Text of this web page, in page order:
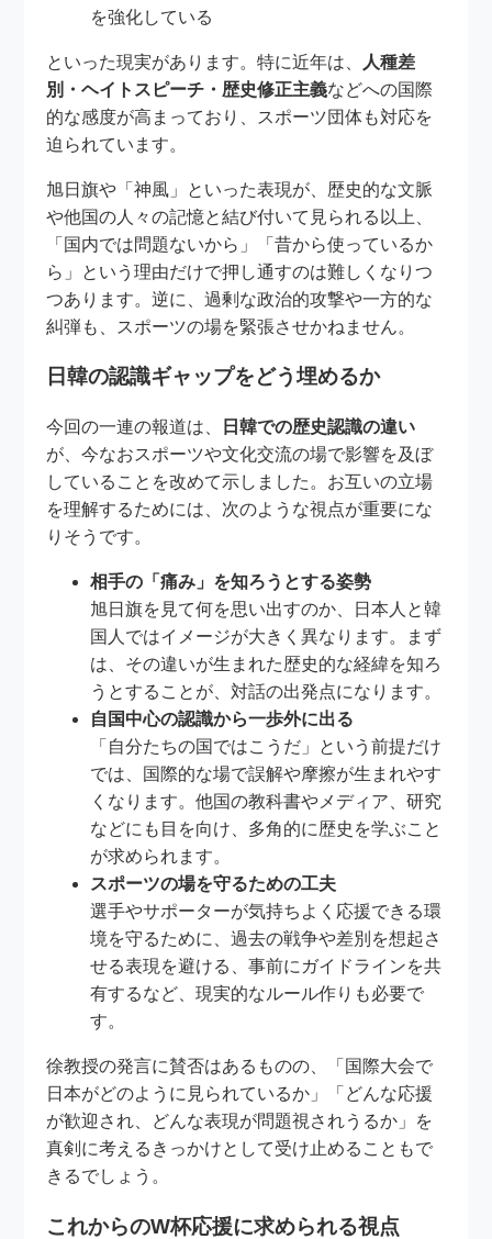
を強化している
といった現実があります。特に近年は、
人種差
別・ヘイトスピーチ・歴史修正主義などへの国際
的な感度が高まっており、スポーツ団体も対応を
迫られています。
旭日旗や「神風」といった表現が、歴史的な文脈
や他国の人々の記憶と結び付いて見られる以上、
「国内では問題ないから」「昔から使っているか
ら」という理由だけで押し通すのは難しくなりつ
つあります。逆に、過剰な政治的攻撃や一方的な
糾弾も、スポーツの場を緊張させかねません。
日韓の認識ギャップをどう埋めるか
今回の一連の報道は、
日韓での歴史認識の違い
が、今なおスポーツや文化交流の場で影響を及ぼ
していることを改めて示しました。お互いの立場
を理解するためには、次のような視点が重要にな
りそうです。
相手の「痛み」を知ろうとする姿勢
旭日旗を見て何を思い出すのか、日本人と韓
国人ではイメージが大きく異なります。まず
は、その違いが生まれた歴史的な経緯を知ろ
うとすることが、対話の出発点になります。
自国中心の認識から一歩外に出る
「自分たちの国ではこうだ」という前提だけ
では、国際的な場で誤解や摩擦が生まれやす
くなります。他国の教科書やメディア、研究
などにも目を向け、多角的に歴史を学ぶこと
が求められます。
スポーツの場を守るための工夫
選手やサポーターが気持ちよく応援できる環
境を守るために、過去の戦争や差別を想起さ
せる表現を避ける、事前にガイドラインを共
有するなど、現実的なルール作りも必要で
す。
徐教授の発言に賛否はあるものの、「国際大会で
日本がどのように見られているか」「どんな応援
が歓迎され、どんな表現が問題視されうるか」を
真剣に考えるきっかけとして受け止めることもで
きるでしょう。
これからのW杯応援に求められる視点